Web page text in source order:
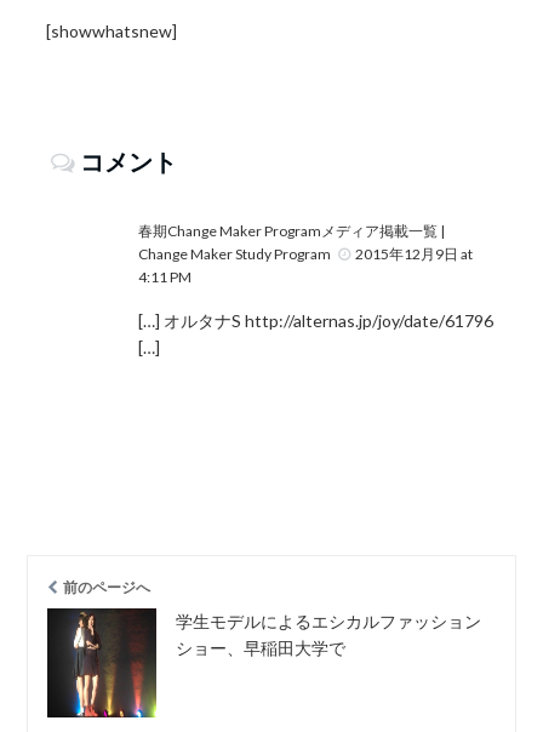
[showwhatsnew]
コメント
春期Change Maker Programメディア掲載一覧 |
Change Maker Study Program
2015年12月9日 at
4:11 PM
[…] オルタナShttp://alternas.jp/joy/date/61796
[…]
前のページへ
学生モデルによるエシカルファッション
ショー、早稲田大学で